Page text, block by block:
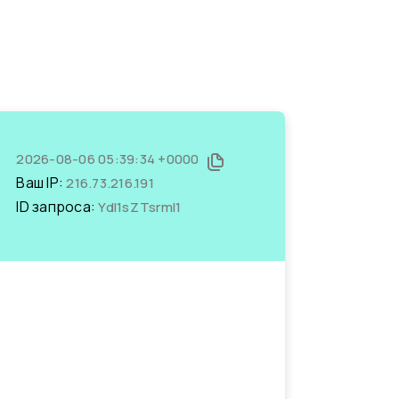
2026-08-06 05:39:34 +0000
Ваш IP:216.73.216.191
ID запроса:YdI1sZTsrmI1